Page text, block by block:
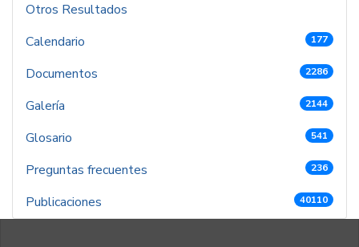
Otros Resultados
Calendario
177
Documentos 2286
Galería 2144
Glosario 541
Preguntas frecuentes 236
Publicaciones 40110